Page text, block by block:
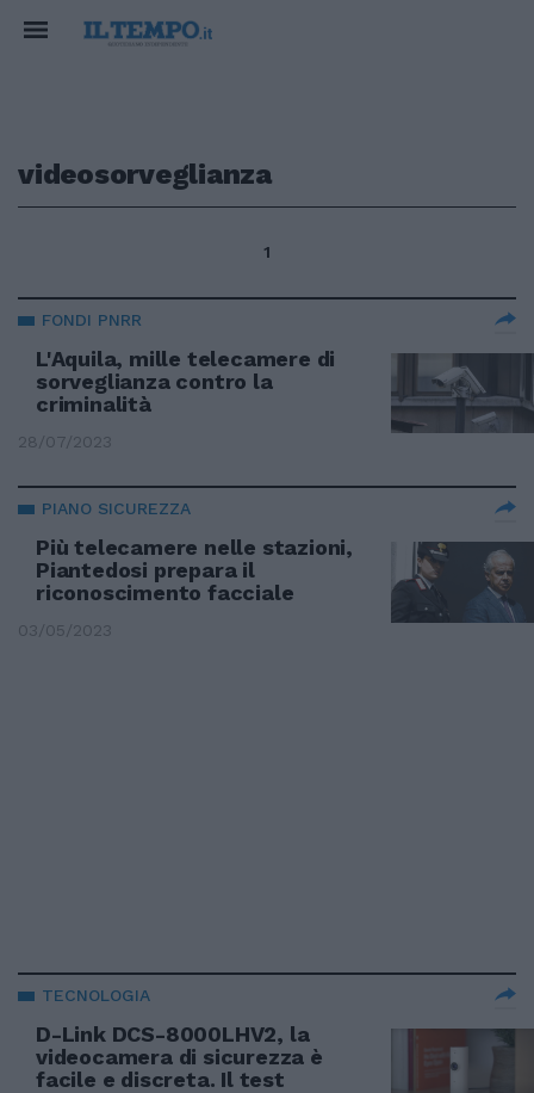
videosorveglianza
1
FONDI PNRR
L'Aquila, mille telecamere di
sorveglianza contro la
criminalità
28/07/2023
PIANO SICUREZZA
Più telecamere nelle stazioni,
Piantedosi prepara il
riconoscimento facciale
03/05/2023
TECNOLOGIA
D-Link DCS-8000LHV2, la
videocamera di sicurezza è
facile e discreta. Il test